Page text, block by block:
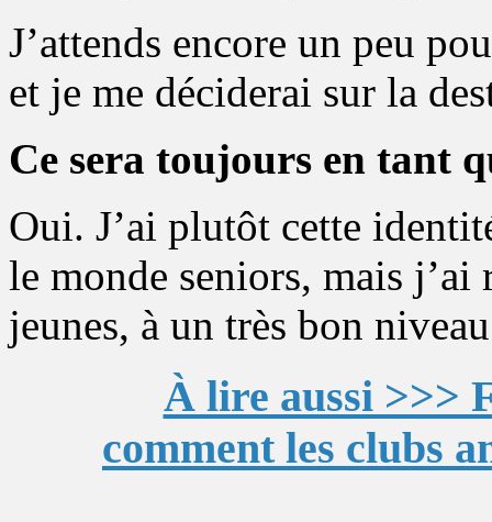
J’attends encore un peu
et je me déciderai sur la
Ce sera toujours en tant
Oui. J’ai plutôt cette
le monde seniors, mais j’ai
jeunes, à un très bon
À lire aussi >>>
comment les clubs